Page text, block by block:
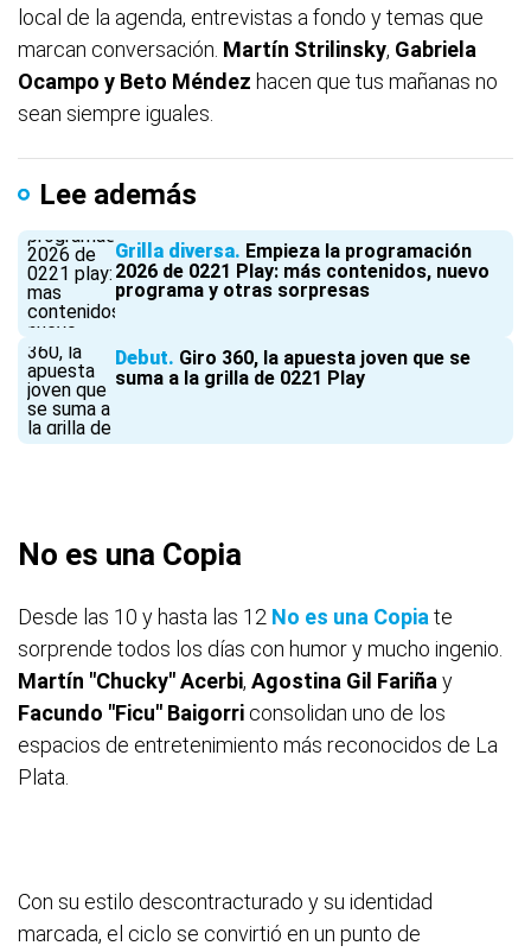
local de la agenda, entrevistas a fondo y temas que
marcan conversación. Martín Strilinsky, Gabriela
Ocampo y Beto Méndez hacen que tus mañanas no
sean siempre iguales.
Lee además
Grilla diversa Empieza la programación
2026 de 0221 Play: más contenidos, nuevo
programa y otras sorpresas
Debut Giro 360, la apuesta joven que se
suma a la grilla de 0221 Play
No es una Copia
Desde las 10 y hasta las 12 No es una Copia te
sorprende todos los días con humor y mucho ingenio.
Martín "Chucky" Acerbi, Agostina Gil Fariña y
Facundo "Ficu" Baigorri consolidan uno de los
espacios de entretenimiento más reconocidos de La
Plata.
Con su estilo descontracturado y su identidad
marcada, el ciclo se convirtió en un punto de